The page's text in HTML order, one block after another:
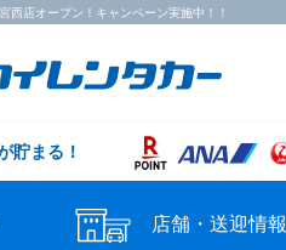
西店オープン！キャンペーン実施中！！
貯まる！
店舗・送迎情報